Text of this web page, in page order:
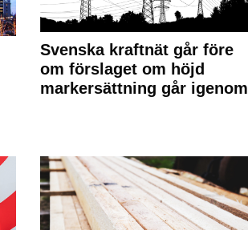
Svenska kraftnät går före
om förslaget om höjd
markersättning går igenom